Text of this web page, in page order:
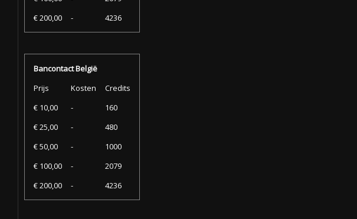
€ 200,00
- 4236
Bancontact België
Prijs
Kosten
Credits
€ 10,00
-
160
€ 25,00
-
480
€ 50,00
-
1000
€ 100,00
-
2079
€ 200,00
- 4236